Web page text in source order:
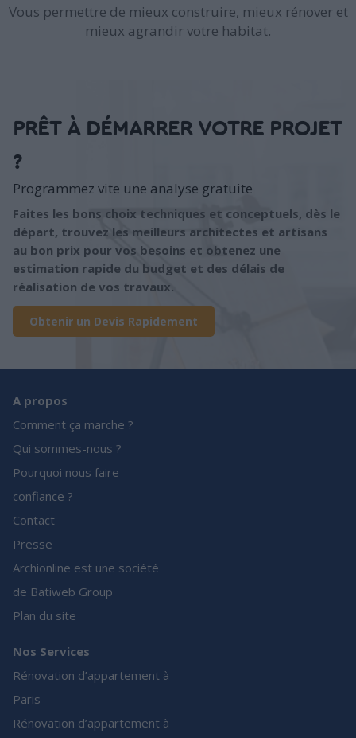
Vous permettre de mieux construire, mieux rénover et
mieux agrandir votre habitat.
PRÊT À DÉMARRER VOTRE PROJET
?
Programmez vite une analyse gratuite
Faites les bons choix techniques et conceptuels, dès le
départ, trouvez les meilleurs architectes et artisans
au bon prix pour vos besoins et obtenez une
estimation rapide du budget et des délais de
réalisation de vos travaux.
Obtenir un Devis Rapidement
A propos
Comment ça marche ?
Qui sommes-nous ?
Pourquoi nous faire
confiance ?
Contact
Presse
Archionline est une société
de Batiweb Group
Plan du site
Nos Services
Rénovation d’appartement à
Paris
Rénovation d’appartement à